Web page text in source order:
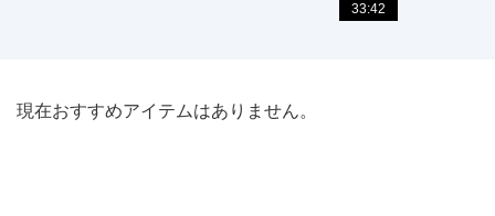
33:42
現在おすすめアイテムはありません。